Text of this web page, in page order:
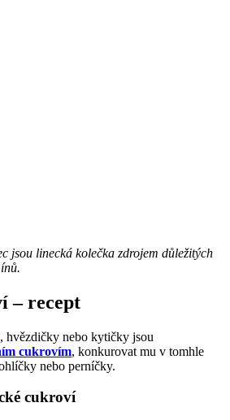
jsou linecká kolečka zdrojem důležitých
– recept
hvězdičky nebo kytičky jsou
cukrovím, konkurovat mu v tomhle
nebo perníčky.
cukroví